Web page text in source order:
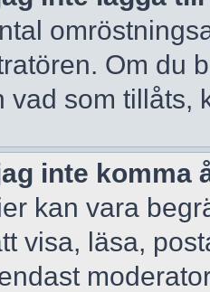
Om du
vad som tillåts,
inte komma
kan vara
visa, läsa,